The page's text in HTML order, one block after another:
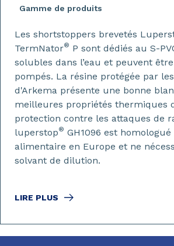
Gamme de produits
LIRE PLUS
Les shortstoppers brevetés
TermNator® P sont dédiés au S-
solubles dans l’eau et peuvent
pompés. La résine protégée par
d'Arkema présente une bonne
meilleures propriétés thermiques
protection contre les attaques de
luperstop® GH1096 est
alimentaire en Europe et ne
solvant de dilution.